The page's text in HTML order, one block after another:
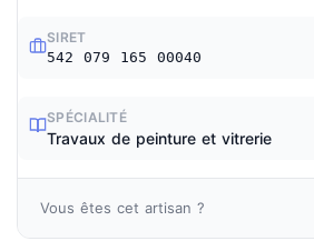
SIRET
542 079 165 00040
SPÉCIALITÉ
Travaux de peinture et vitrerie
Vous êtes cet artisan ?